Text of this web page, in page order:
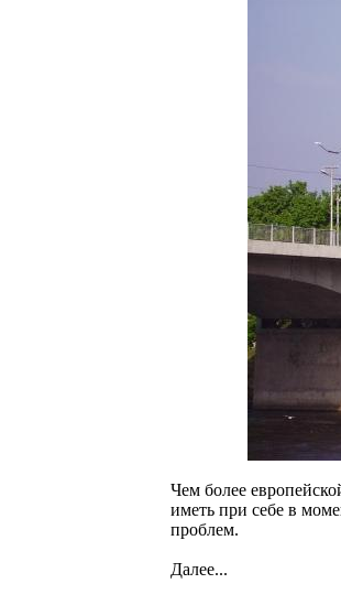
Чем более
иметь при себе в
проблем.
Далее...